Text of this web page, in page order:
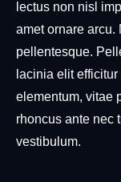
lectus non nisl
amet ornare
pellentesque.
lacinia elit
elementum, vitae
rhoncus ante nec
vestibulum.